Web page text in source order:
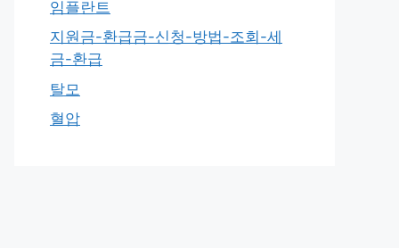
임플란트
지원금-환급금-신청-방법-조회-세
금-환급
탈모
혈압